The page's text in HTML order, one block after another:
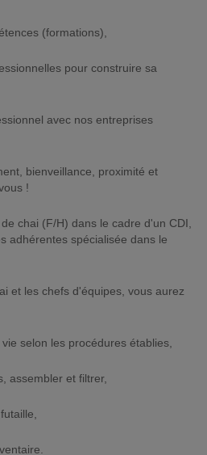
(formations),
pour construire sa
avec nos entreprises
bienveillance, proximité et
!
chai (F/H) dans le cadre d'un CDI,
adhérentes spécialisée dans le
et les chefs d'équipes, vous aurez
selon les procédures établies,
assembler et filtrer,